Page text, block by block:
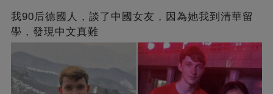
我90后德國人，談了中國女友，因為她我到清華留
學，發現中文真難